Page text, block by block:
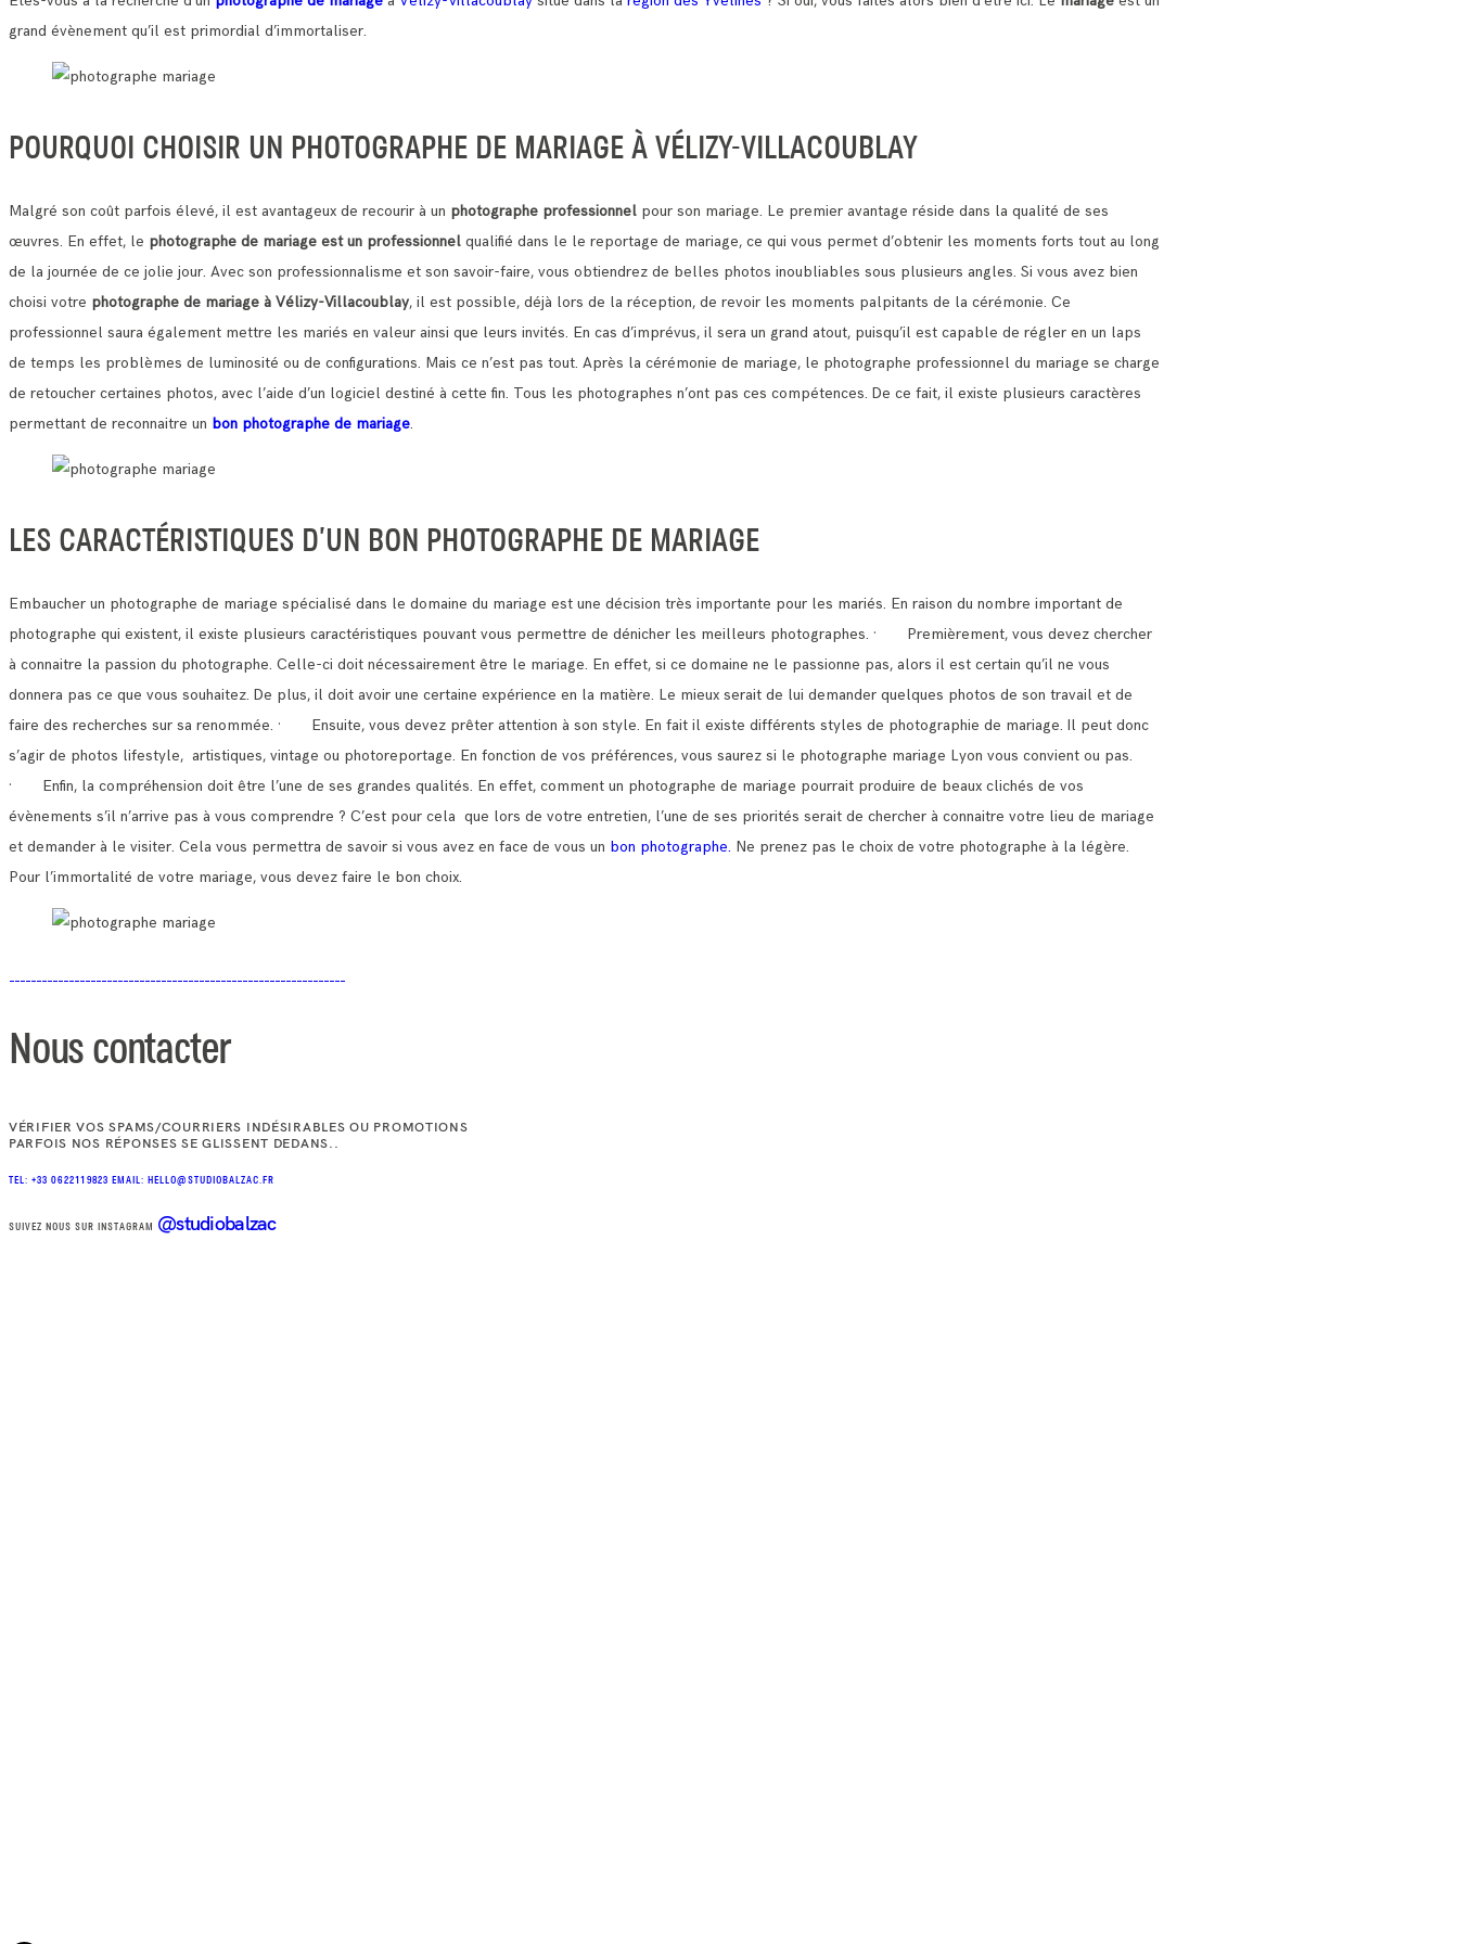
grand évènement qu’il est primordial d’immortaliser.
POURQUOI CHOISIR UN PHOTOGRAPHE DE MARIAGE À VÉLIZY-VILLACOUBLAY
Malgré son coût parfois élevé, il est avantageux de recourir à un photographe professionnel pour son mariage. Le premier avantage réside dans la qualité de ses
œuvres. En effet, le photographe de mariage est un professionnel qualifié dans le le reportage de mariage, ce qui vous permet d’obtenir les moments forts tout au long
de la journée de ce jolie jour. Avec son professionnalisme et son savoir-faire, vous obtiendrez de belles photos inoubliables sous plusieurs angles. Si vous avez bien
choisi votre photographe de mariage à Vélizy-Villacoublay, il est possible, déjà lors de la réception, de revoir les moments palpitants de la cérémonie. Ce
professionnel saura également mettre les mariés en valeur ainsi que leurs invités. En cas d’imprévus, il sera un grand atout, puisqu’il est capable de régler en un laps
de temps les problèmes de luminosité ou de configurations. Mais ce n’est pas tout. Après la cérémonie de mariage, le photographe professionnel du mariage se charge
de retoucher certaines photos, avec l’aide d’un logiciel destiné à cette fin. Tous les photographes n’ont pas ces compétences. De ce fait, il existe plusieurs caractères
permettant de reconnaitre un bon photographe de mariage.
LES CARACTÉRISTIQUES D’UN BON PHOTOGRAPHE DE MARIAGE
Embaucher un photographe de mariage spécialisé dans le domaine du mariage est une décision très importante pour les mariés. En raison du nombre important de
photographe qui existent, il existe plusieurs caractéristiques pouvant vous permettre de dénicher les meilleurs photographes. · Premièrement, vous devez chercher
à connaitre la passion du photographe. Celle-ci doit nécessairement être le mariage. En effet, si ce domaine ne le passionne pas, alors il est certain qu’il ne vous
donnera pas ce que vous souhaitez. De plus, il doit avoir une certaine expérience en la matière. Le mieux serait de lui demander quelques photos de son travail et de
faire des recherches sur sa renommée. · Ensuite, vous devez prêter attention à son style. En fait il existe différents styles de photographie de mariage. Il peut donc
s’agir de photos lifestyle, artistiques, vintage ou photoreportage. En fonction de vos préférences, vous saurez si le photographe mariage Lyon vous convient ou pas.
· Enfin, la compréhension doit être l’une de ses grandes qualités. En effet, comment un photographe de mariage pourrait produire de beaux clichés de vos
évènements s’il n’arrive pas à vous comprendre ? C’est pour cela que lors de votre entretien, l’une de ses priorités serait de chercher à connaitre votre lieu de mariage
et demander à le visiter. Cela vous permettra de savoir si vous avez en face de vous un bon photographe. Ne prenez pas le choix de votre photographe à la légère.
Pour l’immortalité de votre mariage, vous devez faire le bon choix.
Nous contacter
VÉRIFIER VOS SPAMS/COURRIERS INDÉSIRABLES OU PROMOTIONS
PARFOIS NOS RÉPONSES SE GLISSENT DEDANS..
TEL: +33 0622119823 EMAIL: HELLO@STUDIOBALZAC.FR
SUIVEZ NOUS SUR INSTAGRAM @studiobalzac